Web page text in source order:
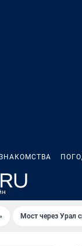
Мост через Урал